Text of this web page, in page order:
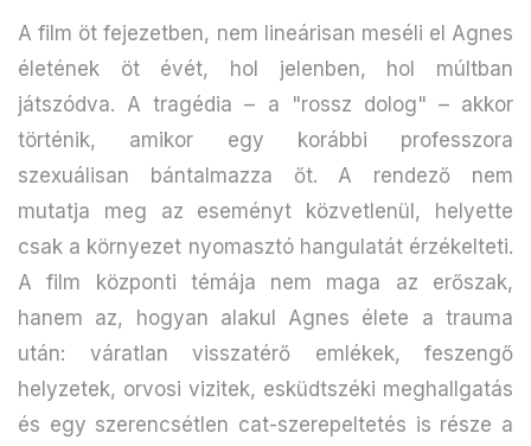
A film öt fejezetben, nem lineárisan meséli el Agnes
életének öt évét, hol jelenben, hol múltban
játszódva. A tragédia – a "rossz dolog" – akkor
történik, amikor egy korábbi professzora
szexuálisan bántalmazza őt. A rendező nem
mutatja meg az eseményt közvetlenül, helyette
csak a környezet nyomasztó hangulatát érzékelteti.
A film központi témája nem maga az erőszak,
hanem az, hogyan alakul Agnes élete a trauma
után: váratlan visszatérő emlékek, feszengő
helyzetek, orvosi vizitek, esküdtszéki meghallgatás
és egy szerencsétlen cat-szerepeltetés is része a